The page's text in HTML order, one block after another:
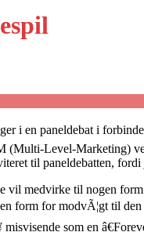
i en paneldebat i
(Multi-Level-Marketing)
til paneldebatten,
vil medvirke til nogen
form for modvÃ¦gt til
som en